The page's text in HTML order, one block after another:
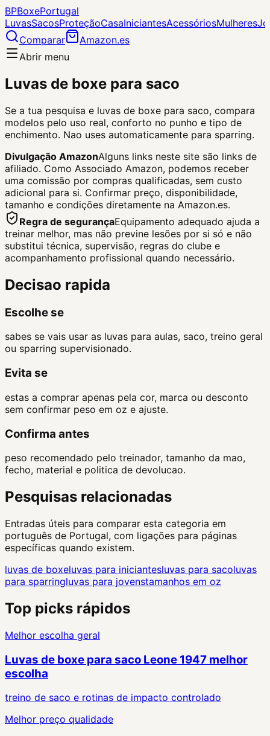
BPBoxePortugal
LuvasSacosProteçãoCasaIniciantesAcessóriosMulheres
Comparar
Amazon.es
Abrir menu
Luvas de boxe para saco
Se a tua pesquisa e luvas de boxe para saco, compara
modelos pelo uso real, conforto no punho e tipo de
enchimento. Nao uses automaticamente para sparring.
Divulgação AmazonAlguns links neste site são links de
afiliado. Como Associado Amazon, podemos receber
uma comissão por compras qualificadas, sem custo
adicional para si. Confirmar preço, disponibilidade,
tamanho e condições diretamente na Amazon.es.
Regra de segurançaEquipamento adequado ajuda a
treinar melhor, mas não previne lesões por si só e não
substitui técnica, supervisão, regras do clube e
acompanhamento profissional quando necessário.
Decisao rapida
Escolhe se
sabes se vais usar as luvas para aulas, saco, treino geral
ou sparring supervisionado.
Evita se
estas a comprar apenas pela cor, marca ou desconto
sem confirmar peso em oz e ajuste.
Confirma antes
peso recomendado pelo treinador, tamanho da mao,
fecho, material e politica de devolucao.
Pesquisas relacionadas
Entradas úteis para comparar esta categoria em
português de Portugal, com ligações para páginas
específicas quando existem.
luvas de boxeluvas para iniciantesluvas para sacoluvas
para sparringluvas para jovenstamanhos em oz
Top picks rápidos
Melhor escolha geral
Luvas de boxe para saco Leone 1947 melhor
escolha
treino de saco e rotinas de impacto controlado
Melhor preço qualidade